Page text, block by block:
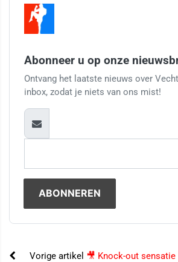
Abonneer u op onze
Ontvang het laatste nieuws over
inbox, zodat je niets van ons mist!
Vorige artikel 🎥 Knock-out